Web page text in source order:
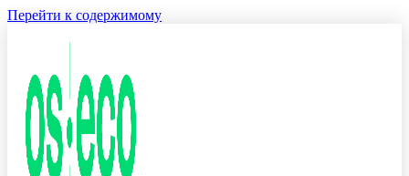
Перейти к содержимому